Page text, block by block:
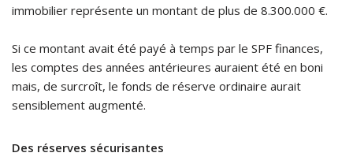
immobilier représente un montant de plus de 8.300.000 €.
Si ce montant avait été payé à temps par le SPF finances,
les comptes des années antérieures auraient été en boni
mais, de surcroît, le fonds de réserve ordinaire aurait
sensiblement augmenté.
Des réserves sécurisantes